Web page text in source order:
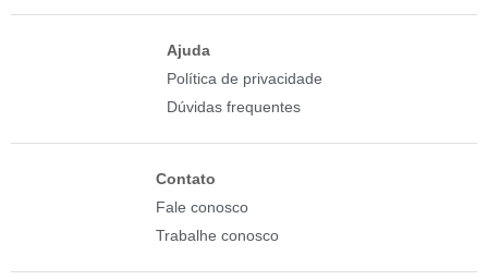
Ajuda
Política de privacidade
Dúvidas frequentes
Contato
Fale conosco
Trabalhe conosco